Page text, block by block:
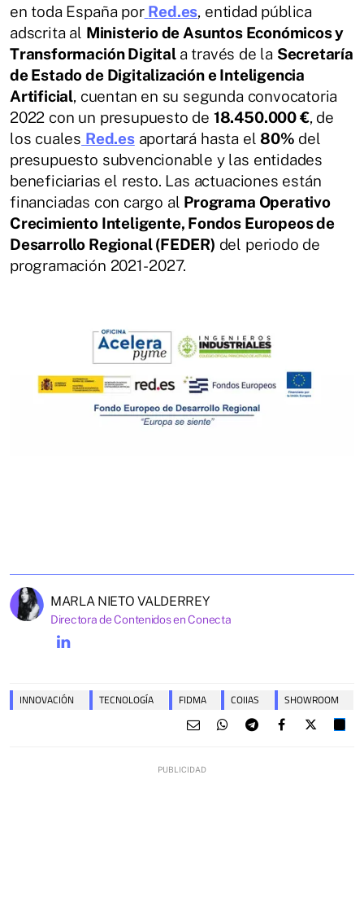
en toda España por Red.es, entidad pública
adscrita al Ministerio de Asuntos Económicos y
Transformación Digital a través de la Secretaría
de Estado de Digitalización e Inteligencia
Artificial, cuentan en su segunda convocatoria
2022 con un presupuesto de 18.450.000 €, de
los cuales Red.esaportará hasta el80% del
presupuesto subvencionable y las entidades
beneficiarias el resto. Las actuaciones están
financiadas con cargo al Programa Operativo
Crecimiento Inteligente, Fondos Europeos de
Desarrollo Regional (FEDER) del periodo de
programación 2021- 2027.
MARLA NIETO VALDERREY
Directora de Contenidos en Conecta
INNOVACIÓN TECNOLOGÍA FIDMA COIIAS SHOWROOM